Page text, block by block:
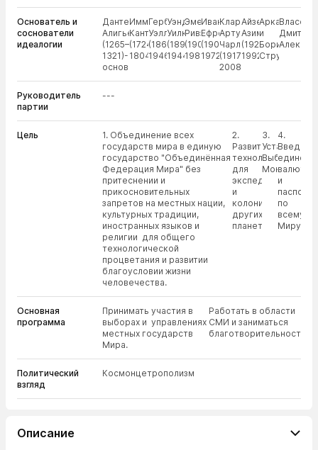
Основатель и
соснователи
идеалогии
Данте
Алигьери
(1265–
1321)-
основатель;
Иммануил
Кант
(1724–
1804);
Герберт
Уэллс
(1866–
1946);
Уэнделл
Уилки
(1892–
1944);
Эмери
Ривз
(1904–
1981);
Иван
Ефремов
(1908–
1972);
Кларк,
Артур
Чарльз
(1917-
2008);
Айзек
Азимов
(1920–
1992);
Аркадий
и
Борис
Стругацкие;
Власов
Дмитрий
Руководитель
партии
---
Цель
1. Объединение всех
государств мира в единую
государство "Объединённая
Федерация Мира" без
притеснении и
прикосновительных
запретов на местных нации,
культурных традиции,
иностранных языков и
религии для общего
технологической
процветания и развитии
благоусловии жизни
человечества.
2.
Развития
технология
для
экспедиции
и
колонизации
других
планет.
3.
Выборная
Монархия.
4.
единой
валюты
и
паспорта
по
всему
Миру.
Основная
программа
Принимать участия в
выборах и управлениях
местных государств
Мира.
Работать в области
СМИ и заниматься
благотворительностью.
Политический
взгляд
Космонцетрополизм
Описание